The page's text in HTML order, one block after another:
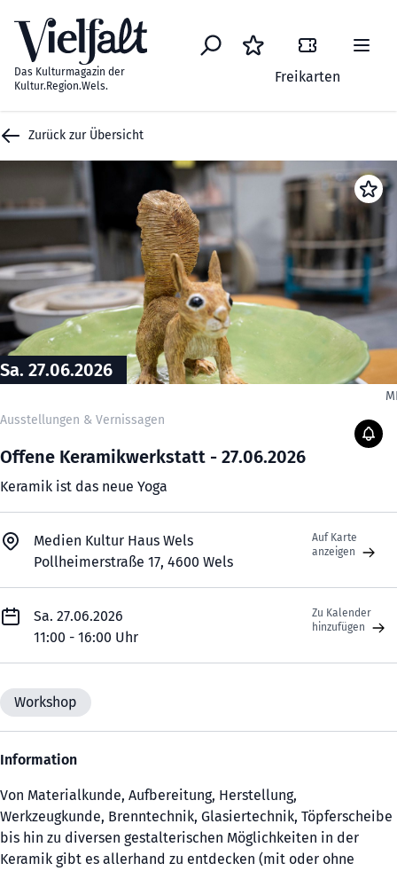
Das Kulturmagazin der
Kultur.Region.Wels.
Freikarten
Zurück zur Übersicht
Sa. 27.06.2026
Ausstellungen & Vernissagen
Offene Keramikwerkstatt - 27.06.2026
Keramik ist das neue Yoga
Medien Kultur Haus Wels
Pollheimerstraße 17, 4600 Wels
Auf Karte
anzeigen
Sa. 27.06.2026
11:00 - 16:00 Uhr
Zu Kalender
hinzufügen
Workshop
Information
Von Materialkunde, Aufbereitung, Herstellung,
Werkzeugkunde, Brenntechnik, Glasiertechnik, Töpferscheibe
bis hin zu diversen gestalterischen Möglichkeiten in der
Keramik gibt es allerhand zu entdecken (mit oder ohne